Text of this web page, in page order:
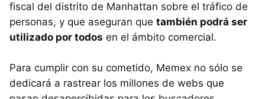
fiscal del distrito de Manhattan sobre el tráfico de
personas, y que aseguran que también podrá ser
utilizado por todos en el ámbito comercial.
Para cumplir con su cometido, Memex no sólo se
dedicará a rastrear los millones de webs que